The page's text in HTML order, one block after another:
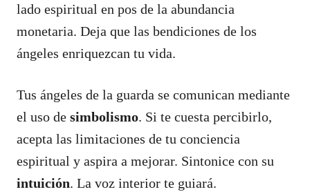
lado espiritual en pos de la abundancia
monetaria. Deja que las bendiciones de los
ángeles enriquezcan tu vida.
Tus ángeles de la guarda se comunican mediante
el uso de simbolismo. Si te cuesta percibirlo,
acepta las limitaciones de tu conciencia
espiritual y aspira a mejorar. Sintonice con su
intuición. La voz interior te guiará.